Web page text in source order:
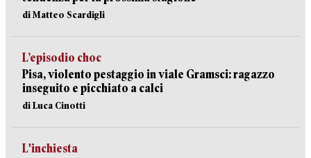
di Matteo Scardigli
L’episodio choc
Pisa, violento pestaggio in viale Gramsci: ragazzo
inseguito e picchiato a calci
di Luca Cinotti
L'inchiesta